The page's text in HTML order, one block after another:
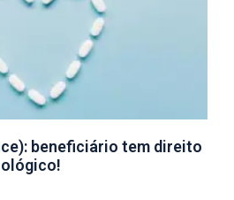
beneficiário tem direito